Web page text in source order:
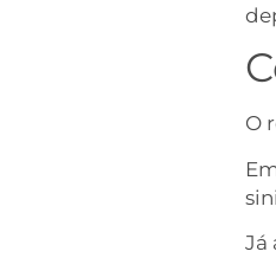
O
Já